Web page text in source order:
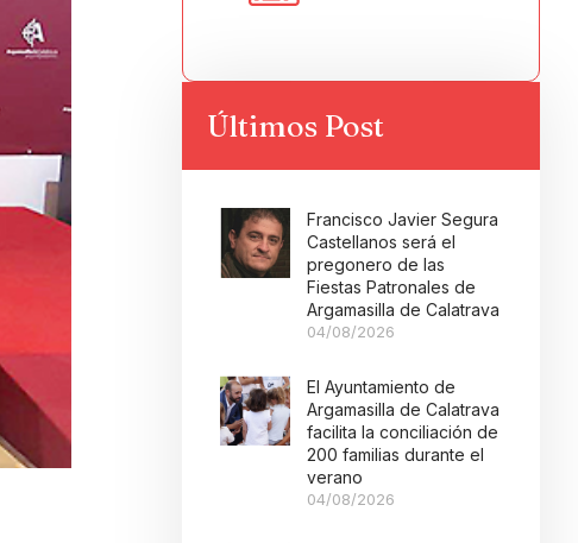
Últimos Post
Francisco Javier Segura
Castellanos será el
pregonero de las
Fiestas Patronales de
Argamasilla de Calatrava
04/08/2026
El Ayuntamiento de
Argamasilla de Calatrava
facilita la conciliación de
200 familias durante el
verano
04/08/2026